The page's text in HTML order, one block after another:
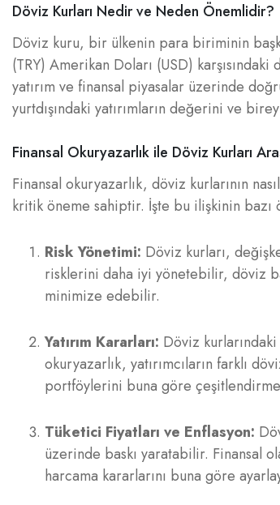
Döviz Kurları Nedir ve Neden Önemlidir?
Döviz kuru, bir ülkenin para biriminin
(TRY) Amerikan Doları (USD)
yatırım ve finansal piyasalar üzerinde
yurtdışındaki yatırımların değerini ve
Finansal Okuryazarlık ile Döviz Kurları
Finansal okuryazarlık, döviz kurlarının
kritik öneme sahiptir. İşte bu ilişkinin bazı
Risk Yönetimi: Döviz kurları,
risklerini daha iyi yönetebilir, döviz
minimize edebilir.
Yatırım Kararları: Döviz
okuryazarlık, yatırımcıların farklı
portföylerini buna göre
Tüketici Fiyatları ve Enflasyon:
üzerinde baskı yaratabilir. Finansal
harcama kararlarını buna göre